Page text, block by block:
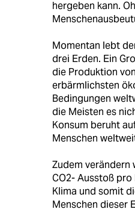
hergeben kann.
Momentan lebt
drei Erden. Ein
die Produktion
erbärmlichsten
Bedingungen
die Meisten es
Konsum beruht
Menschen
Zudem verändern
CO2- Ausstoß
Klima und somit
Menschen dieser